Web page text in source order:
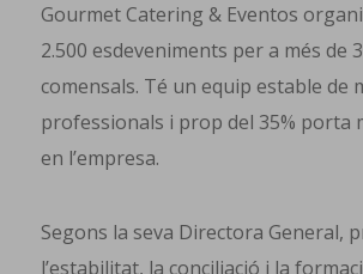
Gourmet Catering & Eventos
2.500 esdeveniments per a més de
comensals. Té un equip estable de
professionals i prop del 35% porta
en l’empresa.
Segons la seva Directora General,
l’estabilitat, la conciliació i la